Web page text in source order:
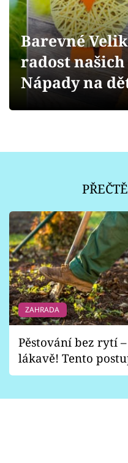
Přihlášení
Sledujte nás
Barevné
radost
Nápady na
ZAHRADA
Pěstování bez rytí
lákavě! Tento
vhodný jen pro